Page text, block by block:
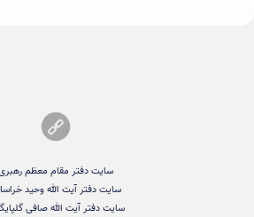
سایت دفتر مقام معظم
سایت دفتر آیت الله وحید
سایت دفتر آیت الله صافی